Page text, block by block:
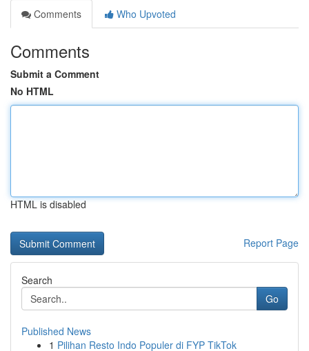
Comments
Who Upvoted
Comments
Submit a Comment
No HTML
HTML is disabled
Report Page
Search
Go
Published News
1 Pilihan Resto Indo Populer di FYP TikTok